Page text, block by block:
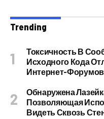
Trending
Токсичность В
Исходного Кода
Интернет-Форумов
Обнаружена
Позволяющая
Видеть Сквозь